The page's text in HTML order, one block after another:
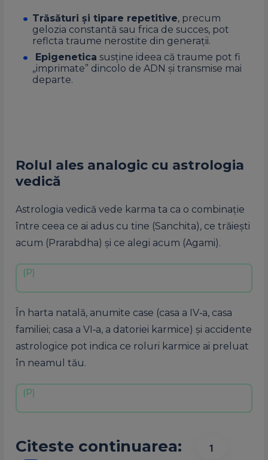
Trăsături și tipare repetitive, precum
gelozia constantă sau frica de succes, pot
reflcta traume nerostite din generații.
Epigenetica susține ideea că traume pot fi
„imprimate” dincolo de ADN și transmise mai
departe.
Rolul ales analogic cu astrologia
vedică
Astrologia vedică vede karma ta ca o combinație
între ceea ce ai adus cu tine (Sanchita), ce trăiești
acum (Prarabdha) și ce alegi acum (Agami).
În harta natală, anumite case (casa a IV‑a, casa
familiei; casa a VI‑a, a datoriei karmice) și accidente
astrologice pot indica ce roluri karmice ai preluat
în neamul tău.
Citeste continuarea: 1